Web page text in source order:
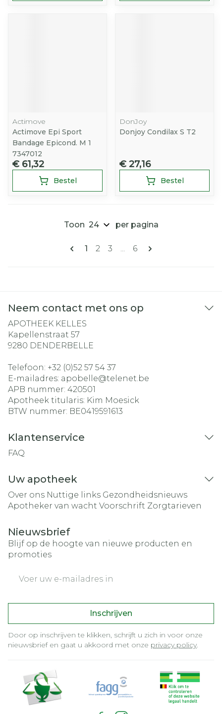
Actimove
Actimove Epi Sport
Bandage Epicond. M 1
7347012
€ 61,32
Bestel
DonJoy
Donjoy Condilax S T2
€ 27,16
Bestel
Pagina's
U lees momenteel pagina
1 Pagina
2 Pagina
3 ... Pagina
6
Toon per pagina
Neem contact met ons op
APOTHEEK KELLES
Kapellenstraat 57
9280 DENDERBELLE
Telefoon: +32 (0)52 57 54 37
E-mailadres: apobelle@telenet.be
APB nummer: 420501
Apotheek titularis: Kim Moesick
BTW nummer: BE0419591613
Klantenservice
FAQ
Uw apotheek
Over ons Nuttige links Gezondheidsnieuws
Apotheker van wacht Voorschrift Zorgtarieven
Nieuwsbrief
Blijf op de hoogte van nieuwe producten en
promoties
Inschrijven
Door op inschrijven te klikken, schrijft u zich in voor onze
nieuwsbrief en gaat u akkoord met onze privacy policy.